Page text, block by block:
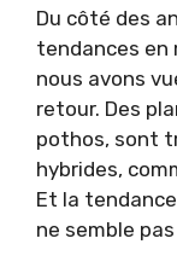
Du côté des
tendances en
nous avons
retour. Des
pothos, sont
hybrides,
Et la
ne semble